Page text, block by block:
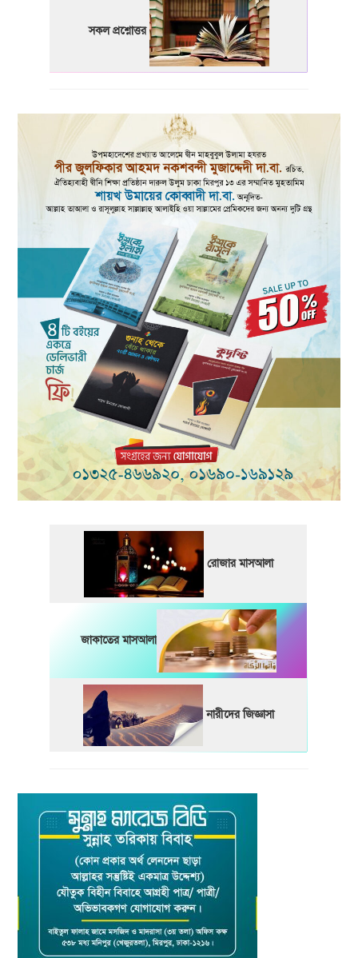
সকল প্রশ্নোত্তর
রোজার মাসআলা
জাকাতের মাসআলা
নারীদের জিজ্ঞাসা